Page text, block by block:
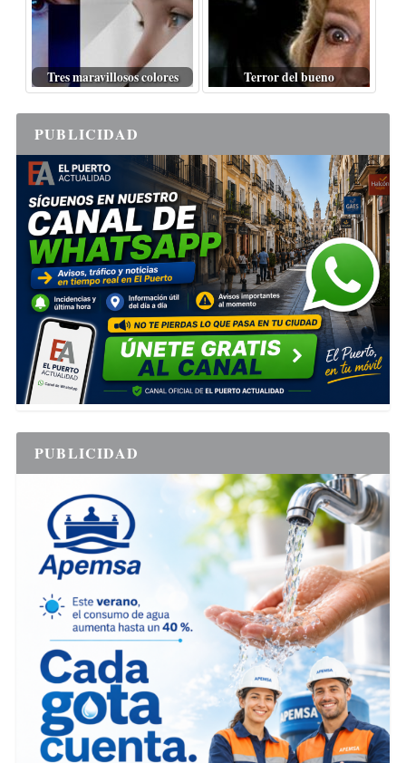
Tres maravillosos colores Terror del bueno
PUBLICIDAD
PUBLICIDAD